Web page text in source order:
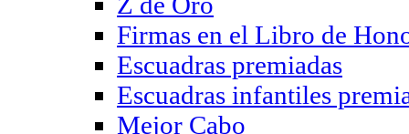
Firmas en el Libro de
Escuadras premiadas
Escuadras infantiles
Mejor Cabo